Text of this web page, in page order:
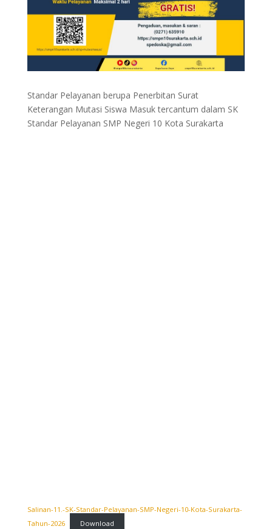
Standar Pelayanan berupa Penerbitan Surat
Keterangan Mutasi Siswa Masuk tercantum dalam SK
Standar Pelayanan SMP Negeri 10 Kota Surakarta
Salinan-11.-SK-Standar-Pelayanan-SMP-Negeri-10-Kota-Surakarta-
Tahun-2026
Download